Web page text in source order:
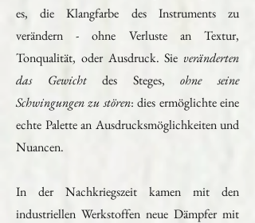
es, die Klangfarbe des Instruments zu
verändern - ohne Verluste an Textur,
Tonqualität, oder Ausdruck. Sie veränderten
das Gewichtdes Steges,ohne seine
Schwingungen zu stören: dies ermöglichte eine
echte Palette an Ausdrucksmöglichkeiten und
Nuancen.
In der Nachkriegszeit kamen mit den
industriellen Werkstoffen neue Dämpfer mit